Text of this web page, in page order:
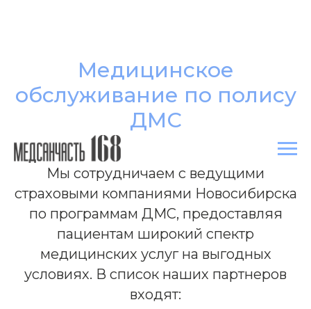
Медицинское
обслуживание по полису
ДМС
Мы сотрудничаем с ведущими
страховыми компаниями Новосибирска
по программам ДМС, предоставляя
пациентам широкий спектр
медицинских услуг на выгодных
условиях. В список наших партнеров
входят: